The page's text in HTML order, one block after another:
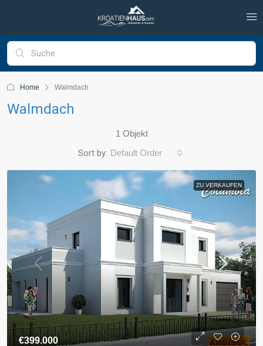
Home Walmdach
Walmdach
1 Objekt
Sort by: Default Order
ZU VERKAUFEN
€399.000